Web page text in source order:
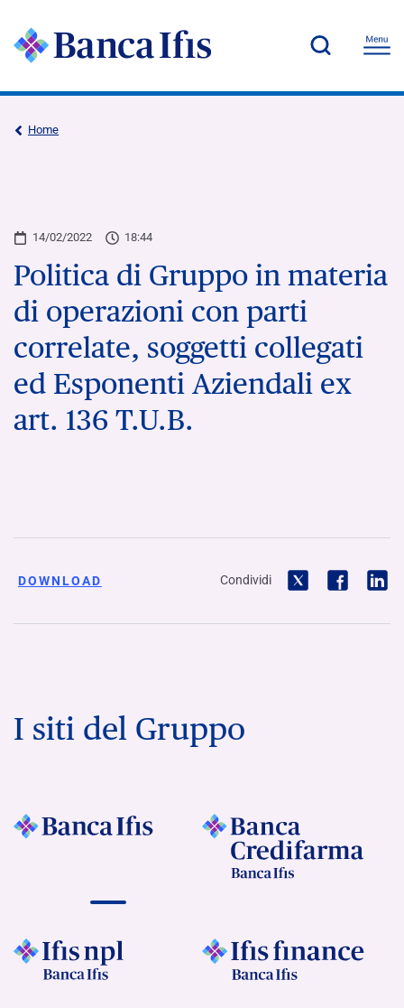
Home
14/02/2022 18:44
Politica di Gruppo in materia
di operazioni con parti
correlate, soggetti collegati
ed Esponenti Aziendali ex
art. 136 T.U.B.
DOWNLOAD Condividi
I siti del Gruppo